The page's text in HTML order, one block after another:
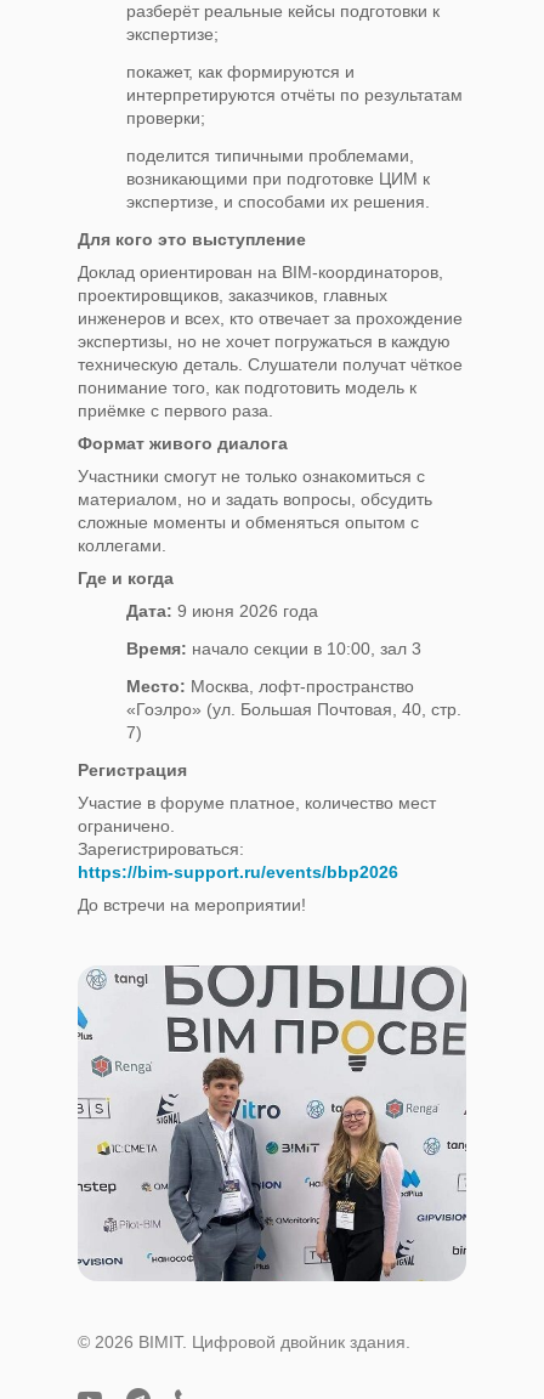
разберёт реальные кейсы подготовки к
экспертизе;
покажет, как формируются и
интерпретируются отчёты по результатам
проверки;
поделится типичными проблемами,
возникающими при подготовке ЦИМ к
экспертизе, и способами их решения.
Для кого это выступление
Доклад ориентирован на BIM-координаторов,
проектировщиков, заказчиков, главных
инженеров и всех, кто отвечает за прохождение
экспертизы, но не хочет погружаться в каждую
техническую деталь. Слушатели получат чёткое
понимание того, как подготовить модель к
приёмке с первого раза.
Формат живого диалога
Участники смогут не только ознакомиться с
материалом, но и задать вопросы, обсудить
сложные моменты и обменяться опытом с
коллегами.
Где и когда
Дата: 9 июня 2026 года
Время: начало секции в 10:00, зал 3
Место: Москва, лофт-пространство
«Гоэлро» (ул. Большая Почтовая, 40, стр.
7)
Регистрация
Участие в форуме платное, количество мест
ограничено.
Зарегистрироваться:
https://bim-support.ru/events/bbp2026
До встречи на мероприятии!
© 2026 BIMIT. Цифровой двойник здания.